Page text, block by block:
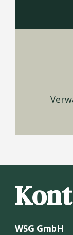
WSG GmbH